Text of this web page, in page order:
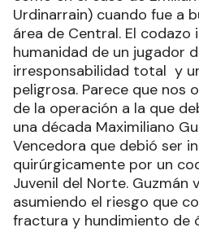
Urdinarrain) cuando fue a
área de Central. El
humanidad de un jugador
irresponsabilidad total y
peligrosa. Parece que nos
de la operación a la que
una década Maximiliano
Vencedora que debió ser
quirúrgicamente por un
Juvenil del Norte. Guzmán
asumiendo el riesgo que
fractura y hundimiento de